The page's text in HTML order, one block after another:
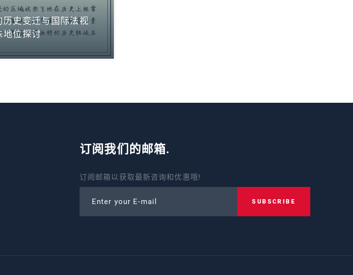
历史变迁与国际法视
地位探讨
订阅我们的邮箱.
订阅邮箱以获取最新咨询和优惠哦!
Enter your E-mail SUBSCRIBE